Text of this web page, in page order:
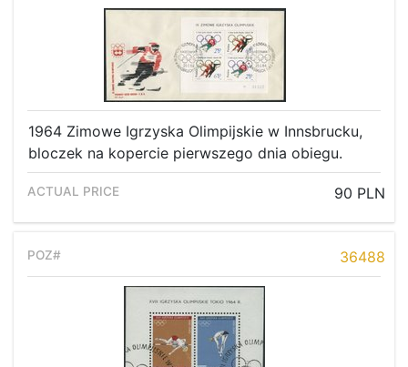
1964 Zimowe Igrzyska Olimpijskie w Innsbrucku,
bloczek na kopercie pierwszego dnia obiegu.
90 PLN
36488